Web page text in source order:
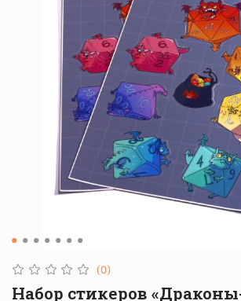
(0)
Набор стикеров